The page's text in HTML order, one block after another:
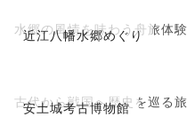
近江八幡水郷めぐり
水郷の風情を味わう舟旅体験
安土城考古博物館
古代から戦国へ歴史を巡る旅